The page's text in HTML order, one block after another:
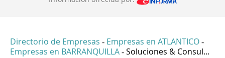
Directorio de Empresas - Empresas en ATLANTICO -
Empresas en BARRANQUILLA - Soluciones & Consul...